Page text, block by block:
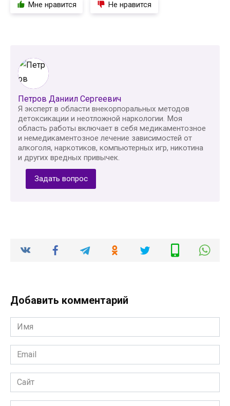
Мне нравится Не нравится
Петров Даниил Сергеевич
Я эксперт в области внекорпоральных методов
детоксикации и неотложной наркологии. Моя
область работы включает в себя медикаментозное
и немедикаментозное лечение зависимостей от
алкоголя, наркотиков, компьютерных игр, никотина
и других вредных привычек.
Задать вопрос
Добавить комментарий
Имя
*
Email
*
Сайт